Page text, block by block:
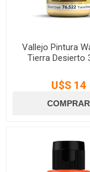
Vallejo Pintura
Tierra Desierto
U$S 14